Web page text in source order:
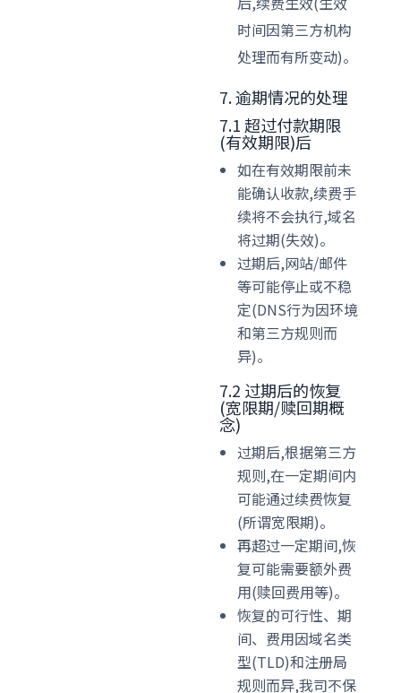
时间因第三方机构
处理而有所变动)。
7. 逾期情况的处理
7.1 超过付款期限
(有效期限)后
如在有效期限前未
能确认收款,续费手
续将不会执行,域名
将过期(失效)。
过期后,网站/邮件
等可能停止或不稳
定(DNS行为因环境
和第三方规则而
异)。
7.2 过期后的恢复
(宽限期/赎回期概
念)
过期后,根据第三方
规则,在一定期间内
可能通过续费恢复
(所谓宽限期)。
再超过一定期间,恢
复可能需要额外费
用(赎回费用等)。
恢复的可行性、期
间、费用因域名类
型(TLD)和注册局
规则而异,我司不保